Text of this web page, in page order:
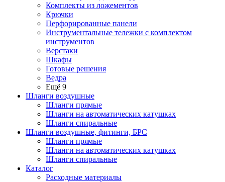
Комплекты из ложементов
Крючки
Перфорированные панели
Инструментальные тележки с комплектом
инструментов
Верстаки
Шкафы
Готовые решения
Ведра
Ещё 9
Шланги воздушные
Шланги прямые
Шланги на автоматических катушках
Шланги спиральные
Шланги воздушные, фитинги, БРС
Шланги прямые
Шланги на автоматических катушках
Шланги спиральные
Каталог
Расходные материалы